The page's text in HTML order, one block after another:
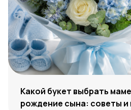
Какой букет выбрать
рождение сына: советы и